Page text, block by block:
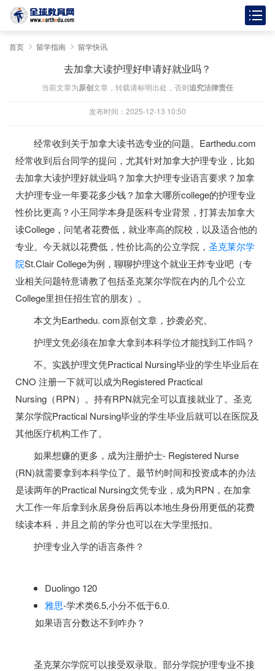
首页 留学指南 留学快讯
去加拿大读护理好申请好就业吗？
当前文章为原创文章，转载请标明出处，否则追究法律责任
发布时间：2025-12-13 10:50
经常收到关于加拿大读书选专业的问题。Earthedu.com
经常收到后台同学的提问，尤其针对加拿大护理专业，比如
去加拿大读护理好就业吗？加拿大护理专业语言要求？加拿
大护理专业一年要花多少钱？加拿大哪所college的护理专业
性价比更高？小王同学本身是医科专业背景，打算去加拿大
读College，问笔者花费低，就业率高的院校，以及适合他的
专业。今天就以花费低，性价比高的公立学院， 圣克莱尔学
院St.Clair College为例，聊聊护理这个就业王炸专业吧（专
业相关问题特意请教了包括圣克莱尔学院在内的几个公立
College里担任招生官的朋友）。
本文为Earthedu. com原创文章，抄袭必究。
护理文凭必须在加拿大拿到本科学位才能找到工作吗？
不。实践护理文凭Practical Nursing毕业的学生毕业后在
CNO 注册一下就可以成为Registered Practical
Nursing（RPN）。持有RPN就完全可以直接就业了。圣克
莱尔学院Practical Nursing毕业的学生毕业后就可以在医院及
其他医疗机构工作了。
如果想赚的更多，成为注册护士- Registered Nurse
(RN)就需要拿到本科学位了。最节约时间和投资成本的办法
是读两年的Practical Nursing文凭专业，成为RPN，在加拿
大工作一年后拿到永居身份后再以本地生身份用更低的花费
续读本科，并且之前的学分也可以在大学里抵扣。
护理专业入学的语言条件？
Duolingo 120
雅思-学术类6.5,小分不低于6.0.
如果语言分数达不到咋办？
圣克莱尔学院可以接受双录取。部分学院护理专业不接